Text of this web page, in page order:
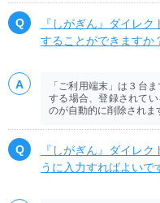
『しがぎん』ダイレ
することができますか
「ご利用端末」は３台
する場合、登録されて
のが自動的に削除されま
『しがぎん』ダイレ
うに入力すればよいで